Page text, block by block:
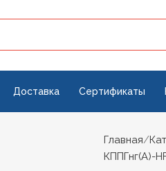
Доставка Сертификаты
Главная
КППГнг(А)-